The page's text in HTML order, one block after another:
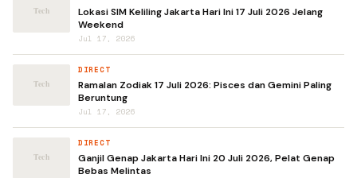
Lokasi SIM Keliling Jakarta Hari Ini 17 Juli 2026 Jelang
Weekend
Jul 17, 2026
DIRECT
Ramalan Zodiak 17 Juli 2026: Pisces dan Gemini Paling
Beruntung
Jul 17, 2026
DIRECT
Ganjil Genap Jakarta Hari Ini 20 Juli 2026, Pelat Genap
Bebas Melintas